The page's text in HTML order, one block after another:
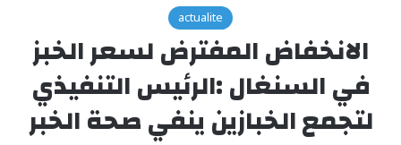
actualite
الانخفاض المفترض لسعر الخبز
في السنغال :الرئيس التنفيذي
لتجمع الخبازين ينفي صحة الخبر